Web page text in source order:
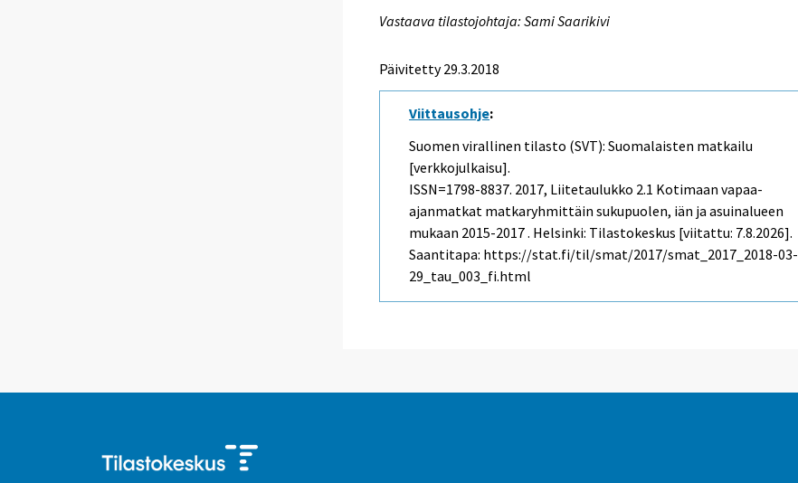
Vastaava tilastojohtaja: Sami Saarikivi
Päivitetty 29.3.2018
Viittausohje:
Suomen virallinen tilasto (SVT): Suomalaisten matkailu
[verkkojulkaisu].
ISSN=1798-8837. 2017, Liitetaulukko 2.1 Kotimaan vapaa-
ajanmatkat matkaryhmittäin sukupuolen, iän ja asuinalueen
mukaan 2015-2017 . Helsinki: Tilastokeskus [viitattu: 7.8.2026].
Saantitapa: https://stat.fi/til/smat/2017/smat_2017_2018-03-
29_tau_003_fi.html